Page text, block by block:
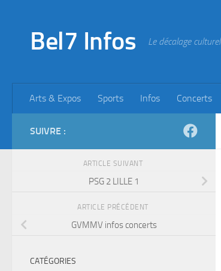
Bel7 Infos Le décalage culturel
Arts & Expos Sports Infos Concerts
SUIVRE :
ARTICLE SUIVANT
PSG 2 LILLE 1
ARTICLE PRÉCÉDENT
GVMMV infos concerts
CATÉGORIES